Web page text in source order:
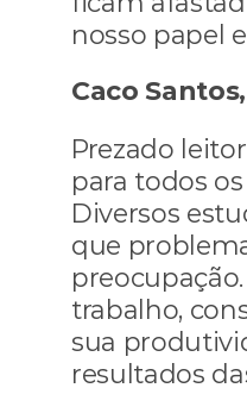
nosso papel
Caco
Prezado
para todos
Diversos
que
trabalho,
sua
resultados